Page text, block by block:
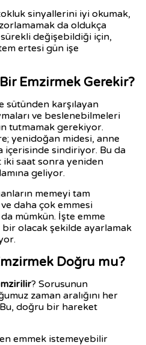
sinyallerini iyi okumak,
da oldukça
değişebildiği için,
ertesi gün işe
Emzirmek Gerekir?
sütünden karşılayan
ve beslenebilmeleri
tutmamak gerekiyor.
yenidoğan midesi, anne
içerisinde sindiriyor. Bu da
saat sonra yeniden
geliyor.
memeyi tam
daha çok emmesi
mümkün. İşte emme
bir olacak şekilde ayarlamak
Doğru mu?
? Sorusunun
zaman aralığını her
doğru bir hareket
emmek istemeyebilir